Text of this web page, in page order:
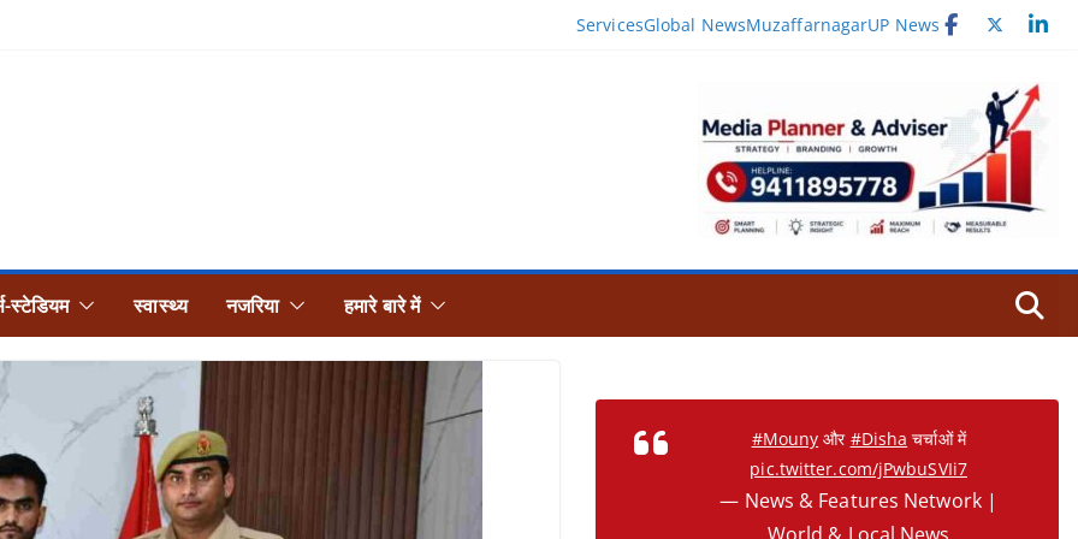
ServicesGlobal NewsMuzaffarnagarUP News
स्टेडियम स्वास्थ्य नजरिया हमारे बारे में
#Mouny और #Disha चर्चाओं में
pic.twitter.com/jPwbuSVIi7
— News & Features Network |